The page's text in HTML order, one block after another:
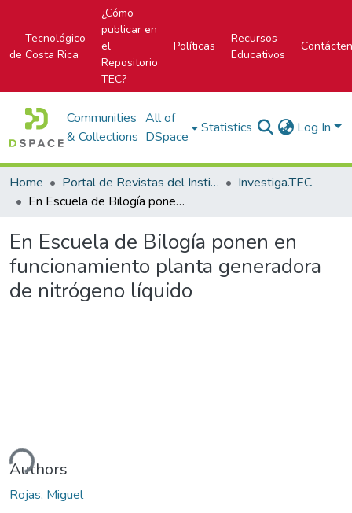
Tecnológico
de Costa Rica
¿Cómo
publicar en
el
Repositorio
TEC?
Políticas
Recursos
Educativos
Communities
& Collections
All of
DSpace
Statistics Log In
Home Portal de Revistas del Instituto Tecnológico de Costa Rica
Investiga.TEC
En Escuela de Bilogía ponen en funcionamiento planta generadora de nitrógeno líquido
En Escuela de Bilogía ponen en
funcionamiento planta generadora
de nitrógeno líquido
Authors
Rojas, Miguel